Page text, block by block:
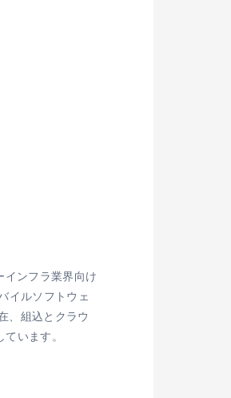
ンフラ業界向け
イルソフトウェ
、組込とクラウ
います。